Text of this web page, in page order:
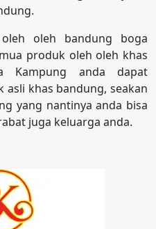
oleh bandung boga
produk oleh oleh khas
Kampung anda dapat
khas bandung, seakan
yang nantinya anda bisa
juga keluarga anda.